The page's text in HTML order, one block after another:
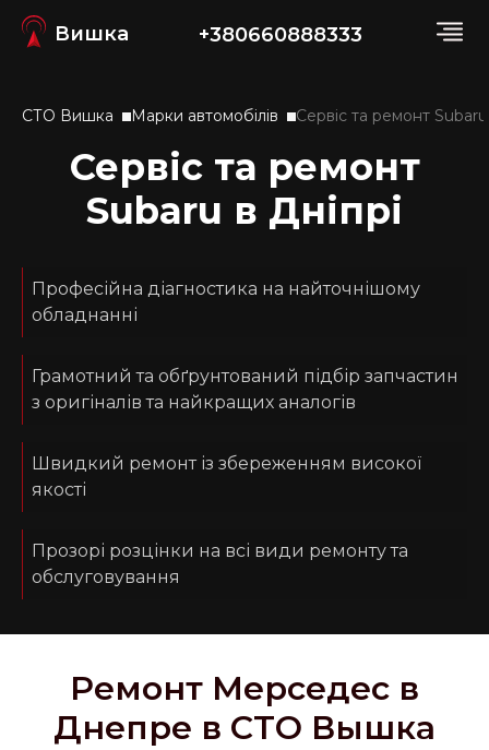
Вишка +380660888333
СТО Вишка Марки автомобілів Сервіс та ремонт Subaru
Сервіс та ремонт
Subaru в Дніпрі
Професійна діагностика на найточнішому
обладнанні
Грамотний та обґрунтований підбір запчастин
з оригіналів та найкращих аналогів
Швидкий ремонт із збереженням високої
якості
Прозорі розцінки на всі види ремонту та
обслуговування
Ремонт Мерседес в
Днепре в СТО Вышка